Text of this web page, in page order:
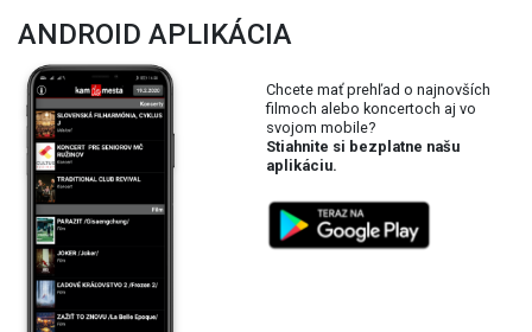
ANDROID APLIKÁCIA
Chcete mať prehľad o najnovších
filmoch alebo koncertoch aj vo
svojom mobile?
Stiahnite si bezplatne našu
aplikáciu.